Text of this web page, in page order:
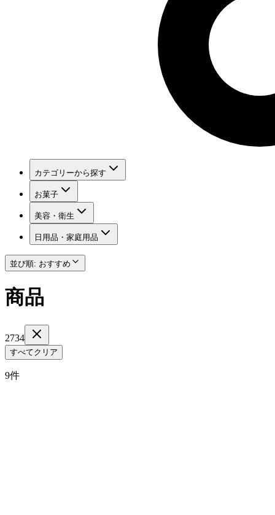
カテゴリーから探す
お菓子
美容・衛生
日用品・家庭用品
並び順: おすすめ
商品
2734
すべてクリア
9件